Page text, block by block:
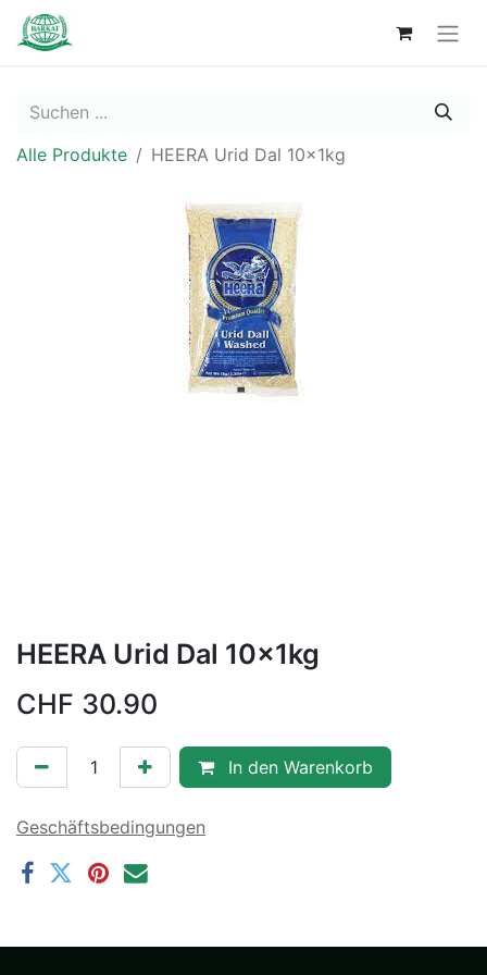
Alle Produkte HEERA Urid Dal 10x1kg
HEERA Urid Dal 10x1kg
CHF 30.90
In den Warenkorb
Geschäftsbedingungen